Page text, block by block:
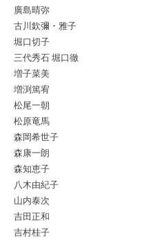
廣島晴弥
古川欽彌・雅子
堀口切子
三代秀石 堀口徹
増子菜美
増渕篤宥
松尾一朝
松原竜馬
森岡希世子
森康一朗
森知恵子
八木由紀子
山内泰次
吉田正和
吉村桂子